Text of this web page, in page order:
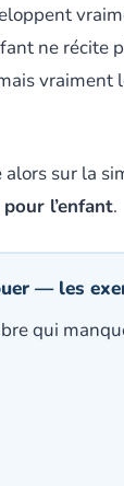
ne récite
vraiment
sur la
l’enfant.
— les
qui